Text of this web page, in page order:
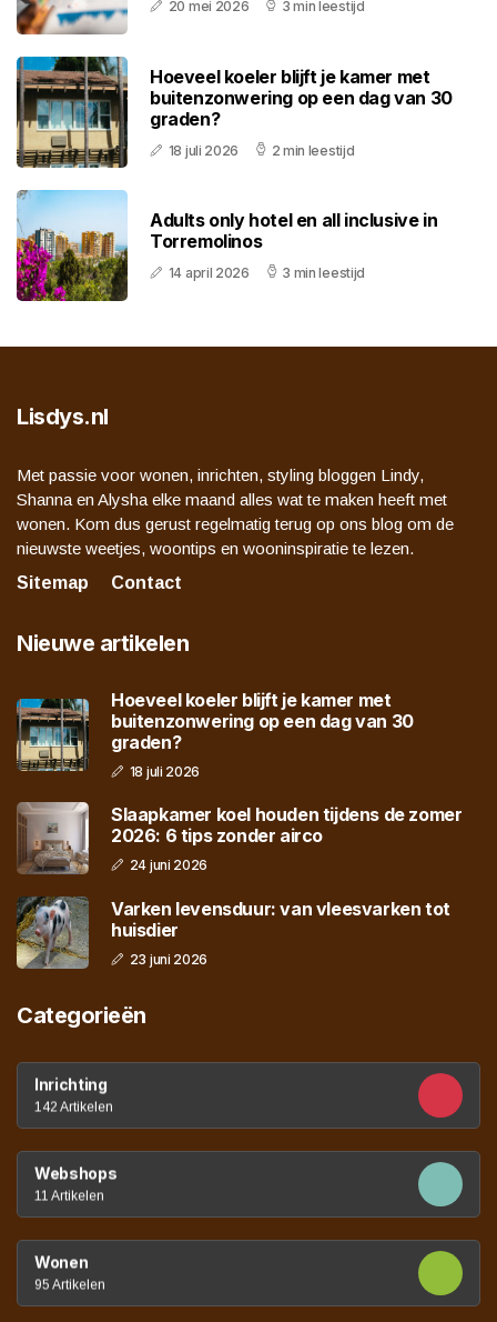
20 mei 2026 3 min leestijd
Hoeveel koeler blijft je kamer met
buitenzonwering op een dag van 30
graden?
18 juli 2026 2 min leestijd
Adults only hotel en all inclusive in
Torremolinos
14 april 2026 3 min leestijd
Lisdys.nl
Met passie voor wonen, inrichten, styling bloggen Lindy,
Shanna en Alysha elke maand alles wat te maken heeft met
wonen. Kom dus gerust regelmatig terug op ons blog om de
nieuwste weetjes, woontips en wooninspiratie te lezen.
Sitemap
Contact
Nieuwe artikelen
Hoeveel koeler blijft je kamer met
buitenzonwering op een dag van 30
graden?
18 juli 2026
Slaapkamer koel houden tijdens de zomer
2026: 6 tips zonder airco
24 juni 2026
Varken levensduur: van vleesvarken tot
huisdier
23 juni 2026
Categorieën
Inrichting
142 Artikelen
Webshops
11 Artikelen
Wonen
95 Artikelen